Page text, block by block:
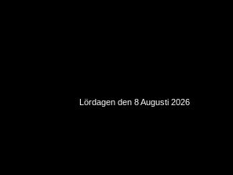
Lördagen den 8 Augusti 2026